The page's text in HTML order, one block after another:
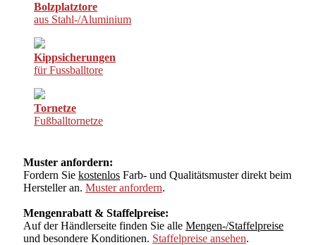
Bolzplatztore
aus Stahl-/Aluminium
Kippsicherungen
für Fussballtore
Tornetze
Fußballtornetze
Muster anfordern:
Fordern Sie kostenlos Farb- und Qualitätsmuster direkt beim
Hersteller an. Muster anfordern.
Mengenrabatt & Staffelpreise:
Auf der Händlerseite finden Sie alle Mengen-/Staffelpreise
und besondere Konditionen. Staffelpreise ansehen.